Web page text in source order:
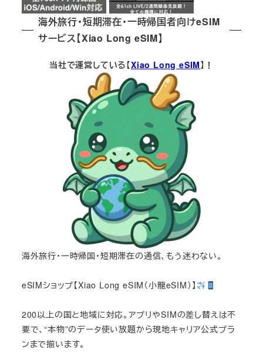
海外旅行・短期滞在・一時帰国者向けeSIM
サービス【Xiao Long eSIM】
当社で運営している【Xiao Long eSIM】！
海外旅行・一時帰国・短期滞在の通信、もう迷わない。
eSIMショップ【Xiao Long eSIM（小龍eSIM）】
200以上の国と地域に対応。アプリやSIMの差し替えは不
要で、“本物”のデータ使い放題から現地キャリア公式プラ
ンまで揃います。